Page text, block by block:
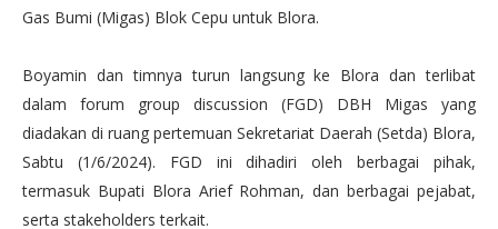
Gas Bumi (Migas) Blok Cepu untuk Blora.
Boyamin dan timnya turun langsung ke Blora dan terlibat
dalam forum group discussion (FGD) DBH Migas yang
diadakan di ruang pertemuan Sekretariat Daerah (Setda) Blora,
Sabtu (1/6/2024). FGD ini dihadiri oleh berbagai pihak,
termasuk Bupati Blora Arief Rohman, dan berbagai pejabat,
serta stakeholders terkait.